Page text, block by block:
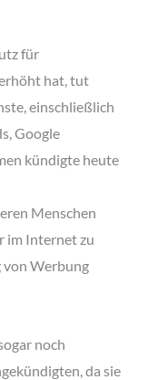
für
hat, tut
einschließlich
Google
kündigte heute
Menschen
im Internet zu
von Werbung
noch
da sie